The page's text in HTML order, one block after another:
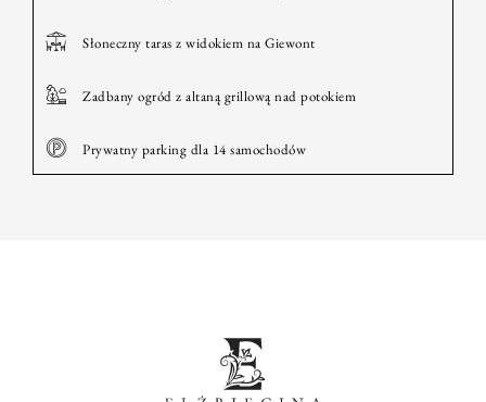
Słoneczny taras z widokiem na Giewont
Zadbany ogród z altaną grillową nad potokiem
Prywatny parking dla 14 samochodów